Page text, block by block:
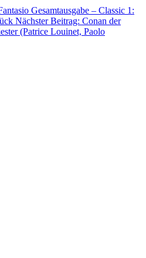
Gesamtausgabe – Classic 1:
Nächster Beitrag: Conan der
(Patrice Louinet, Paolo